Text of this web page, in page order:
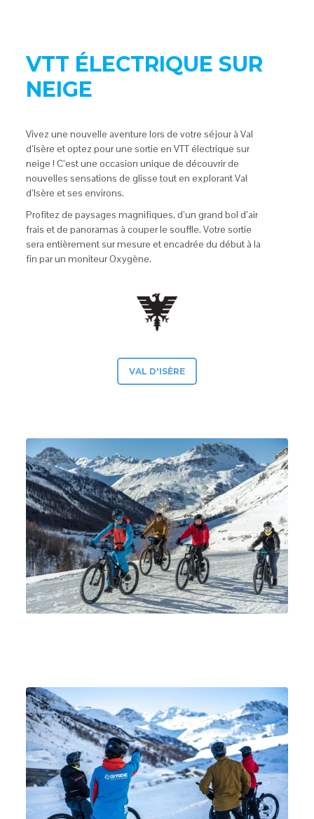
VTT ÉLECTRIQUE SUR
NEIGE
Vivez une nouvelle aventure lors de votre séjour à Val
d’Isère et optez pour une sortie en VTT électrique sur
neige ! C’est une occasion unique de découvrir de
nouvelles sensations de glisse tout en explorant Val
d’Isère et ses environs.
Profitez de paysages magnifiques, d’un grand bol d’air
frais et de panoramas à couper le souffle. Votre sortie
sera entièrement sur mesure et encadrée du début à la
fin par un moniteur Oxygène.
VAL D'ISÈRE